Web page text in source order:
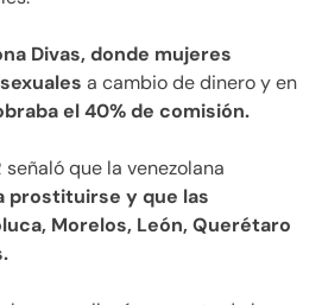
Divas, donde mujeres
a cambio de dinero y en
el 40% de comisión.
señaló que la venezolana
prostituirse y que las
Morelos, León, Querétaro